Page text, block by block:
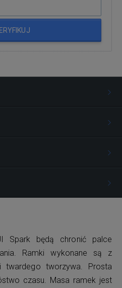
Spark będą chronić palce
Ramki wykonane są z
twardego tworzywa. Prosta
czasu. Masa ramek jest